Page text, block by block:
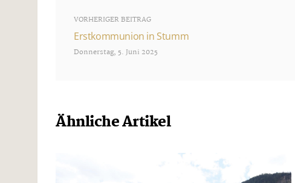
VORHERIGER BEITRAG
Erstkommunion in Stumm
Donnerstag, 5. Juni 2025
Ähnliche Artikel